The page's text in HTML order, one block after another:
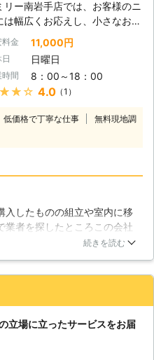
リー南岩手店では、お客様のニ
は幅広くお応えし、小さなお困
から高難易度のご依頼でも、可
り対応させていただきます。家
や家具移動といったお一人では
作業でも、お客様のご要望に応
業員を向かわせ、様々な形でお
れていない方だと失敗してしま
当社が解消致します。 【家具
失敗談】 お客様からいただい
談に「家具を組み立てたが何か
ったところ問題なく使用できる
料金 11,000円
日曜日
時間 8：00～18：00
4.0（1）
低価格で丁寧な仕事
無料現地調
入したものの組立や室内に移
業者を探したところこの会社
日ほど返信に時間がかかりま
と思います。なのでこれを
たらこの会社を利用したい
続きを読む
立場に立ったサービスをお届